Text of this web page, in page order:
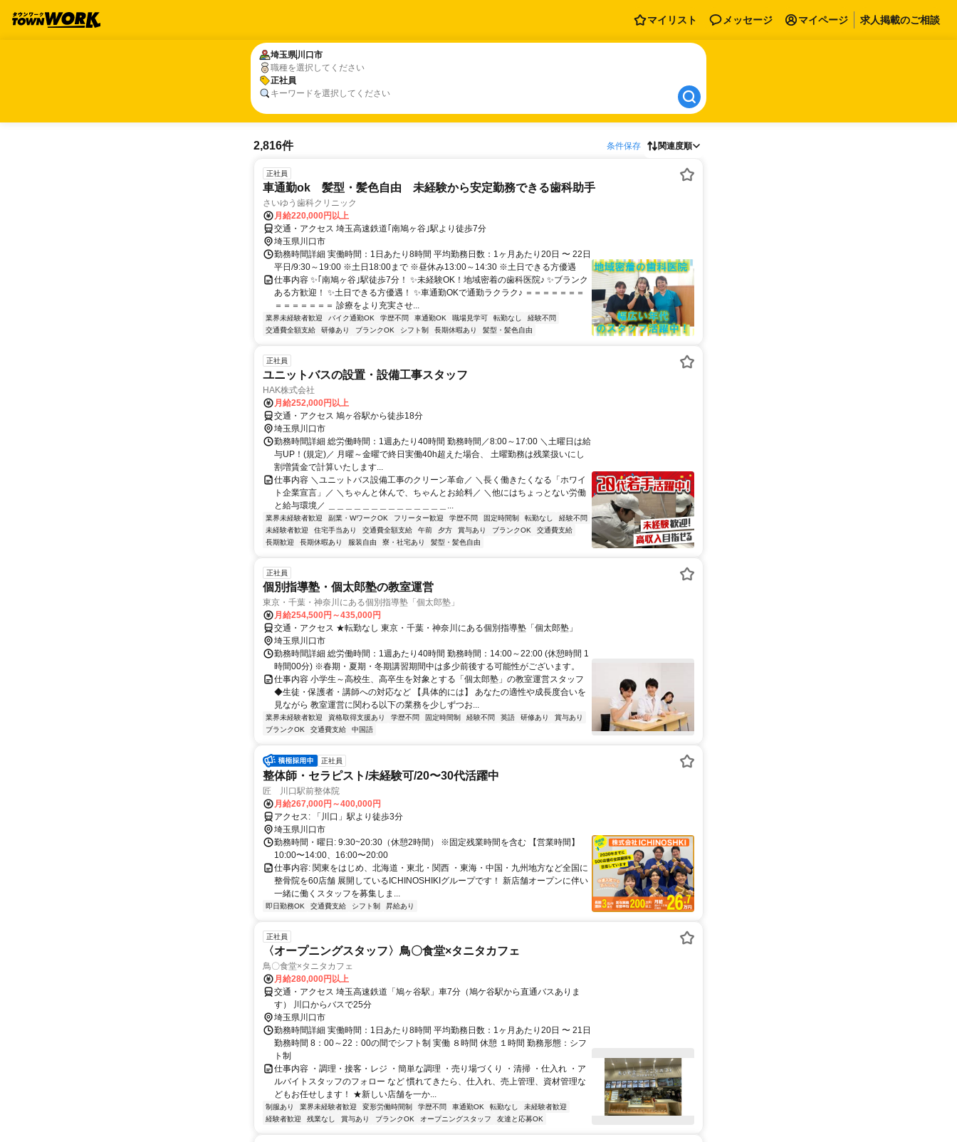
マイリスト メッセージ マイページ 求人掲載のご相談
埼玉県川口市
職種を選択してください
正社員
キーワードを選択してください
埼玉県川口市
正社員
2,816件 条件保存 関連度順
正社員
車通勤ok 髪型・髪色自由 未経験から安定勤務できる歯科助手
さいゆう歯科クリニック
月給220,000円以上
交通・アクセス 埼玉高速鉄道｢南鳩ヶ谷｣駅より徒歩7分
埼玉県川口市
勤務時間詳細 実働時間：1日あたり8時間 平均勤務日数：1ヶ月あたり20日 〜 22日
平日/9:30～19:00 ※土日18:00まで ※昼休み13:00～14:30 ※土日できる方優遇
仕事内容 ✨｢南鳩ヶ谷｣駅徒歩7分！ ✨未経験OK！地域密着の歯科医院♪ ✨ブランク
ある方歓迎！ ✨土日できる方優遇！ ✨車通勤OKで通勤ラクラク♪ ＝＝＝＝＝＝＝
＝＝＝＝＝＝＝ 診療をより充実させ...
業界未経験者歓迎 バイク通勤OK 学歴不問 車通勤OK 職場見学可 転勤なし
経験不問
交通費全額支給
研修あり ブランクOK シフト制 長期休暇あり 髪型・髪色自由
正社員
ユニットバスの設置・設備工事スタッフ
HAK株式会社
月給252,000円以上
交通・アクセス 鳩ヶ谷駅から徒歩18分
埼玉県川口市
勤務時間詳細 総労働時間：1週あたり40時間 勤務時間／8:00～17:00 ＼土曜日は給
与UP！(規定)／ 月曜～金曜で終日実働40h超えた場合、 土曜勤務は残業扱いにし
割増賃金で計算いたします...
仕事内容 ＼ユニットバス設備工事のクリーン革命／ ＼長く働きたくなる「ホワイ
ト企業宣言」／ ＼ちゃんと休んで、ちゃんとお給料／ ＼他にはちょっとない労働
と給与環境／ ＿＿＿＿＿＿＿＿＿＿＿＿＿＿...
業界未経験者歓迎 副業・WワークOK フリーター歓迎 学歴不問 固定時間制 転勤なし
経験不問
未経験者歓迎
住宅手当あり 交通費全額支給 午前 夕方 賞与あり ブランクOK
交通費支給
長期歓迎
長期休暇あり 服装自由 寮・社宅あり 髪型・髪色自由
正社員
個別指導塾・個太郎塾の教室運営
東京・千葉・神奈川にある個別指導塾「個太郎塾」
月給254,500円～435,000円
交通・アクセス ★転勤なし 東京・千葉・神奈川にある個別指導塾「個太郎塾」
埼玉県川口市
勤務時間詳細 総労働時間：1週あたり40時間 勤務時間：14:00～22:00 (休憩時間 1
時間00分) ※春期・夏期・冬期講習期間中は多少前後する可能性がございます。
仕事内容 小学生～高校生、高卒生を対象とする「個太郎塾」の教室運営スタッフ
◆生徒・保護者・講師への対応など 【具体的には】 あなたの適性や成長度合いを
見ながら 教室運営に関わる以下の業務を少しずつお...
業界未経験者歓迎 資格取得支援あり 学歴不問 固定時間制 経験不問 英語 研修あり
賞与あり
ブランクOK
交通費支給 中国語
正社員
整体師・セラピスト/未経験可/20〜30代活躍中
匠 川口駅前整体院
月給267,000円～400,000円
アクセス: 「川口」駅より徒歩3分
埼玉県川口市
勤務時間・曜日: 9:30~20:30（休憩2時間） ※固定残業時間を含む 【営業時間】
10:00〜14:00、16:00〜20:00
仕事内容: 関東をはじめ、北海道・東北・関西 ・東海・中国・九州地方など全国に
整骨院を60店舗 展開しているICHINOSHIKIグループです！ 新店舗オープンに伴い
一緒に働くスタッフを募集しま...
即日勤務OK 交通費支給 シフト制 昇給あり
正社員
〈オープニングスタッフ〉鳥〇食堂×タニタカフェ
鳥〇食堂×タニタカフェ
月給280,000円以上
交通・アクセス 埼玉高速鉄道「鳩ヶ谷駅」車7分（鳩ケ谷駅から直通バスありま
す） 川口からバスで25分
埼玉県川口市
勤務時間詳細 実働時間：1日あたり8時間 平均勤務日数：1ヶ月あたり20日 〜 21日
勤務時間 8：00～22：00の間でシフト制 実働 ８時間 休憩 １時間 勤務形態：シフ
ト制
仕事内容 ・調理・接客・レジ ・簡単な調理 ・売り場づくり ・清掃 ・仕入れ ・ア
ルバイトスタッフのフォロー など 慣れてきたら、仕入れ、売上管理、資材管理な
どもお任せします！ ★新しい店舗を一か...
制服あり 業界未経験者歓迎 変形労働時間制 学歴不問 車通勤OK 転勤なし
未経験者歓迎
経験者歓迎
残業なし 賞与あり ブランクOK オープニングスタッフ 友達と応募OK